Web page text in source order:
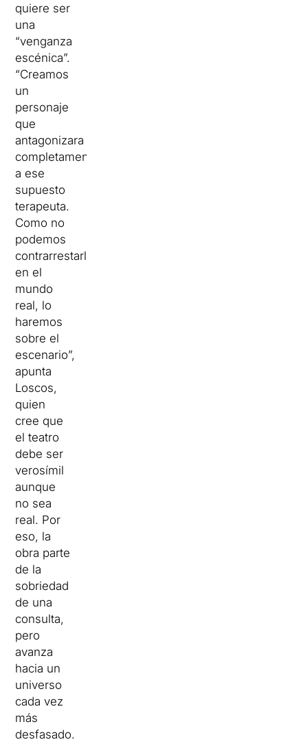
quiere ser
una
“venganza
escénica”.
“Creamos
un
personaje
que
antagonizara
completamente
a ese
supuesto
terapeuta.
Como no
podemos
contrarrestarlo
en el
mundo
real, lo
haremos
sobre el
escenario”,
apunta
Loscos,
quien
cree que
el teatro
debe ser
verosímil
aunque
no sea
real. Por
eso, la
obra parte
de la
sobriedad
de una
consulta,
pero
avanza
hacia un
universo
cada vez
más
desfasado.